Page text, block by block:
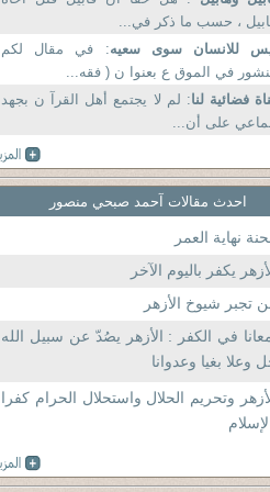
، حسب ما ذكر في...
للانسان سوى سعيه: في مقال لكم
في الموق ع بعنوا ن ( فقه...
فضائية لنا: لم لا يجتمع أهل القرآ ن بجهد
على أن...
احدث مقالات آحمد صبحي منصور
نهاية العمر
يكفر باليوم الآخر
تجبر شيوخ الأزهر
في الكفر : الأزهر يصُدّ عن سبيل الله
وعلا بغيا وعدوانا
وتحريم الحلال واستحلال الحرام كفرا